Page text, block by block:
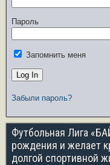
Пароль
Запомнить меня
Забыли пароль?
Футбольная Лига
рождения и желает
долгой спортивной